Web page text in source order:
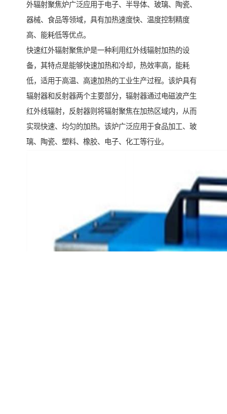
外辐射聚焦炉广泛应用于电子、半导体、玻璃、陶瓷、
器械、食品等领域，具有加热速度快、温度控制精度
高、能耗低等优点。
快速红外辐射聚焦炉是一种利用红外线辐射加热的设
备，其特点是能够快速加热和冷却，热效率高，能耗
低，适用于高温、高速加热的工业生产过程。该炉具有
辐射器和反射器两个主要部分，辐射器通过电磁波产生
红外线辐射，反射器则将辐射聚焦在加热区域内，从而
实现快速、均匀的加热。该炉广泛应用于食品加工、玻
璃、陶瓷、塑料、橡胶、电子、化工等行业。